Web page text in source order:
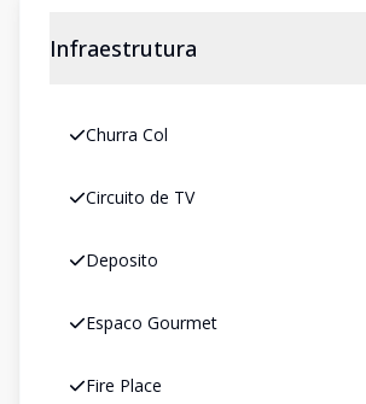
Infraestrutura
Churra Col
Circuito de TV
Deposito
Espaco Gourmet
Fire Place